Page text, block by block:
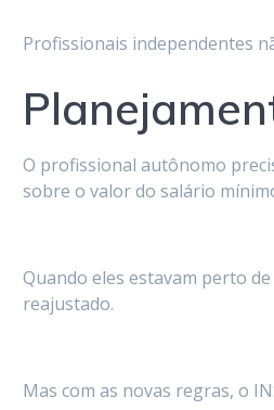
Profissionais independentes
O profissional autônomo
sobre o valor do salário
Quando eles estavam perto
reajustado.
Mas com as novas regras, o